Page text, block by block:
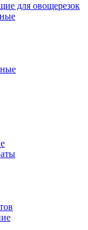
для овощерезок